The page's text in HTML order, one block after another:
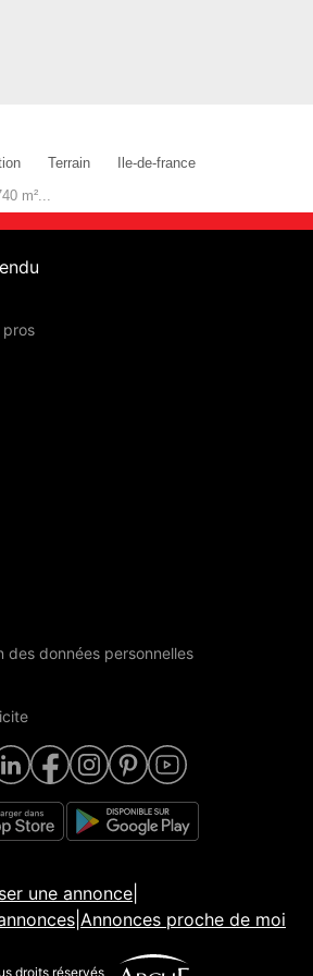
Terrain
Ile-de-france
m²...
pros
des données personnelles
une annonce
Annonces proche de moi
droits réservés